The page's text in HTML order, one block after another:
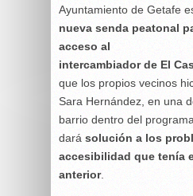
Ayuntamiento de Getafe
nueva senda peatonal
acceso al
intercambiador de El
que los propios vecinos
Sara Hernández, en una
barrio dentro del programa
dará solución a los
accesibilidad que tenía
anterior.